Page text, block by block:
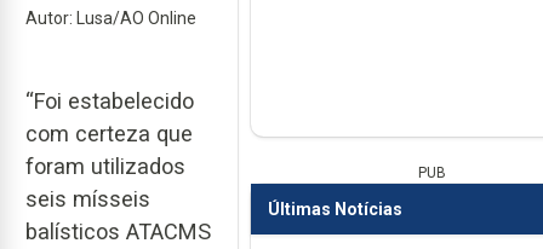
Autor: Lusa/AO Online
“Foi estabelecido
com certeza que
foram utilizados
seis mísseis
balísticos ATACMS
PUB
Últimas Notícias